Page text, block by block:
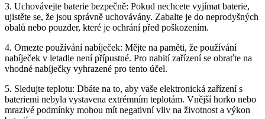
3. Uchovávejte baterie bezpečně: Pokud nechcete vyjímat baterie,
ujistěte se, že jsou správně uchovávány. Zabalte je do neprodyšných
obalů nebo pouzder, které je ochrání před poškozením.
4. Omezte používání nabíječek: Mějte na paměti, že používání
nabíječek v letadle není přípustné. Pro nabití zařízení se obraťte na
vhodné nabíječky vyhrazené pro tento účel.
5. Sledujte teplotu: Dbáte na to, aby vaše elektronická zařízení s
bateriemi nebyla vystavena extrémním teplotám. Vnější horko nebo
mrazivé podmínky mohou mít negativní vliv na životnost a výkon